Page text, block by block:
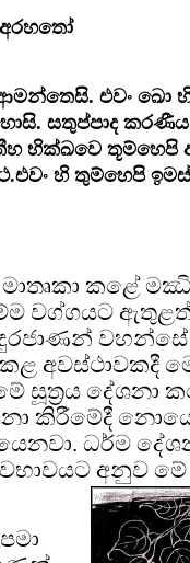
එවං ඛො
සතුප්පාද
භික්ඛවෙ තූම්හෙපි
හි තුම්හෙපි
මාතෘකා කළේ
වග්ගයට ඇතුළත්
වහන්සේ
කළ අවස්ථාවකදී
සූත්‍රය දේශනා
කිරීමේදී
ධර්ම
අනුව